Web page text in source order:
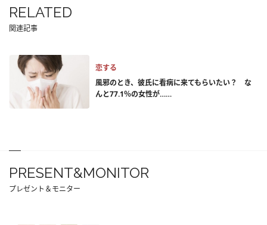
RELATED
関連記事
恋する
風邪のとき、彼氏に看病に来てもらいたい？ な
んと77.1％の女性が……
PRESENT&MONITOR
プレゼント＆モニター